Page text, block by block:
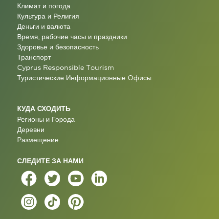
Климат и погода
Культура и Религия
Деньги и валюта
Время, рабочие часы и праздники
Здоровье и безопасность
Транспорт
Cyprus Responsible Tourism
Туристические Информационные Oфисы
КУДА СХОДИТЬ
Регионы и Города
Деревни
Размещение
СЛЕДИТЕ ЗА НАМИ